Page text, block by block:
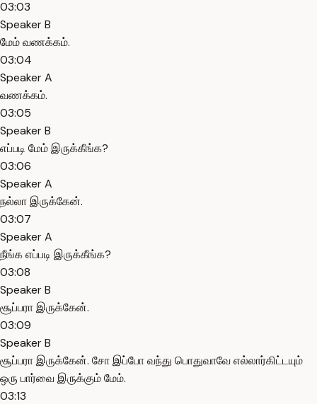
03:03
Speaker B
மேம் வணக்கம்.
03:04
Speaker A
வணக்கம்.
03:05
Speaker B
எப்படி மேம் இருக்கீங்க?
03:06
Speaker A
நல்லா இருக்கேன்.
03:07
Speaker A
நீங்க எப்படி இருக்கீங்க?
03:08
Speaker B
சூப்பரா இருக்கேன்.
03:09
Speaker B
சூப்பரா இருக்கேன். சோ இப்போ வந்து பொதுவாவே எல்லார்கிட்டயும்
ஒரு பார்வை இருக்கும் மேம்.
03:13